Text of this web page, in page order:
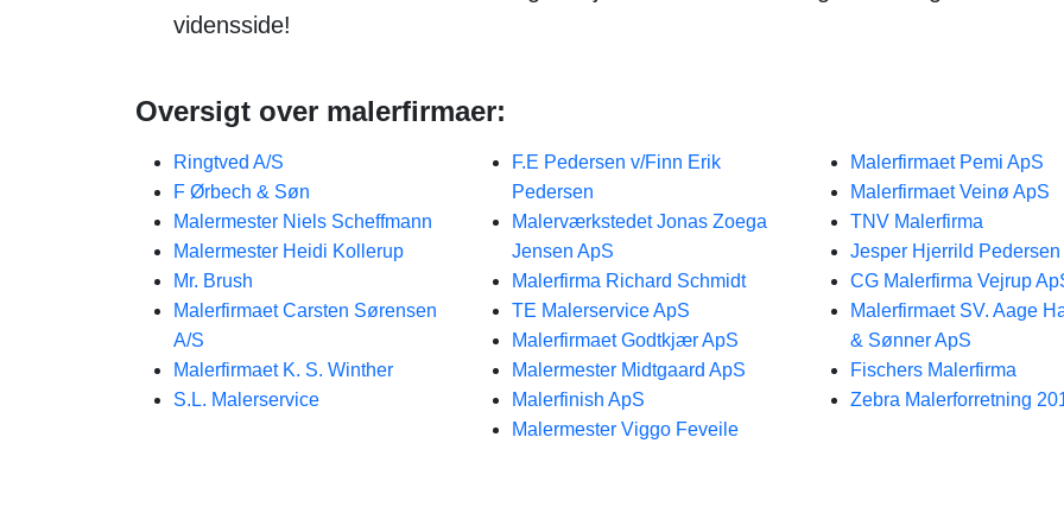
vidensside!
Oversigt over malerfirmaer:
Ringtved A/S
F Ørbech & Søn
Malermester Niels Scheffmann
Malermester Heidi Kollerup
Mr. Brush
Malerfirmaet Carsten Sørensen
A/S
Malerfirmaet K. S. Winther
S.L. Malerservice
F.E Pedersen v/Finn Erik
Pedersen
Malerværkstedet Jonas Zoega
Jensen ApS
Malerfirma Richard Schmidt
TE Malerservice ApS
Malerfirmaet Godtkjær ApS
Malermester Midtgaard ApS
Malerfinish ApS
Malermester Viggo Feveile
Malerfirmaet Pemi ApS
Malerfirmaet Veinø ApS
TNV Malerfirma
Jesper Hjerrild Pedersen
CG Malerfirma Vejrup
Malerfirmaet SV. Aage
& Sønner ApS
Fischers Malerfirma
Zebra Malerforretning